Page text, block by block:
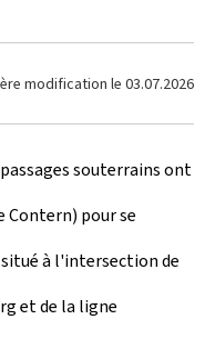
modification le 03.07.2026
souterrains ont
Contern) pour se
situé à l'intersection de
et de la ligne